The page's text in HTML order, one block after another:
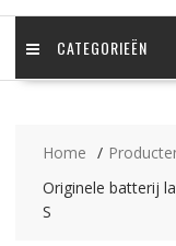
CATEGORIEËN
Home
Originele batterij
S